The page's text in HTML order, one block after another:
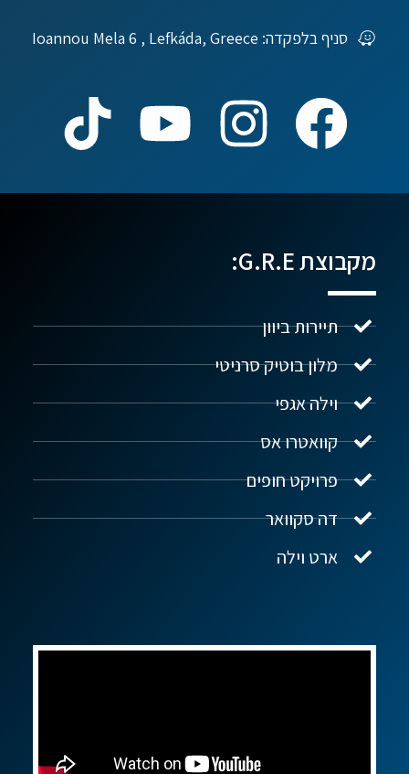
סניף בלפקדה: Ioannou Mela 6 , Lefkáda, Greece
מקבוצת G.R.E:
תיירות ביוון
מלון בוטיק סרניטי
וילה אגפי
קוואטרו אס
פרויקט חופים
דה סקוואר
ארט וילה
נדל"ן ביוון G.R.E
שלום! איך אפשר לעזור?